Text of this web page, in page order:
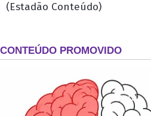
(Estadão Conteúdo)